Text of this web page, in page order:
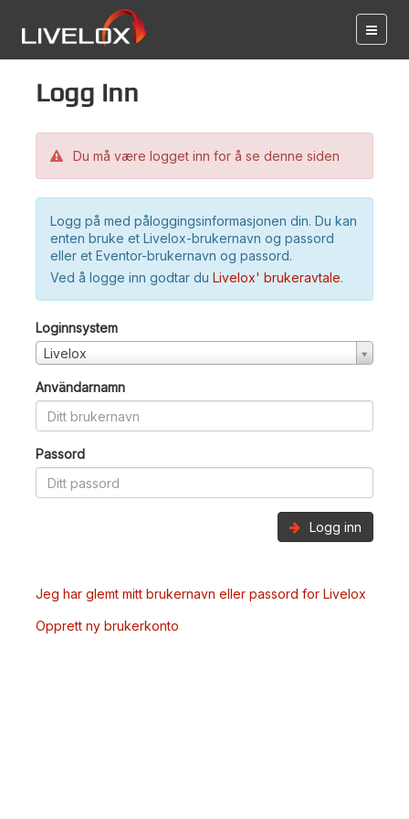
Logg inn
Du må være logget inn for å se denne siden
Logg på med påloggingsinformasjonen din. Du kan
enten bruke et Livelox-brukernavn og passord
eller et Eventor-brukernavn og passord.
Ved å logge inn godtar du Livelox' brukeravtale.
Loginnsystem
Livelox
Användarnamn
Passord
Logg inn
Jeg har glemt mitt brukernavn eller passord for Livelox
Opprett ny brukerkonto